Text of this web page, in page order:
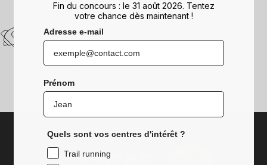
Données protégées
Expédition rapide
Fin du concours : le 31 août 2026. Tentez
votre chance dès maintenant !
Adresse e-mail
Prénom
Quels sont vos centres d'intérêt ?
Trail running